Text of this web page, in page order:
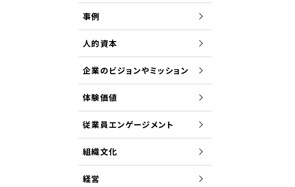
事例
人的資本
企業のビジョンやミッション
体験価値
従業員エンゲージメント
組織文化
経営